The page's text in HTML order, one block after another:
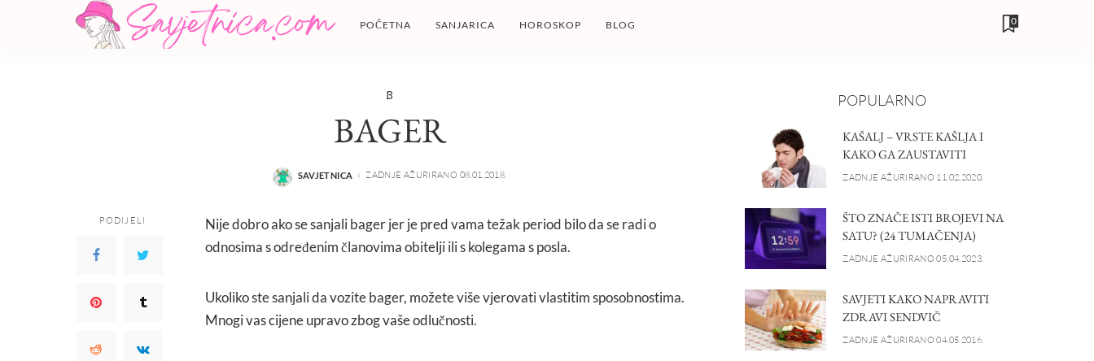
POČETNA SANJARICA HOROSKOP BLOG 0
B
BAGER
POSTED
SAVJETNICA ZADNJE AŽURIRANO 08.01.2018.
PODIJELI
Nije dobro ako se sanjali bager jer je pred vama težak period bilo da se radi o
odnosima s određenim članovima obitelji ili s kolegama s posla.
Ukoliko ste sanjali da vozite bager, možete više vjerovati vlastitim sposobnostima.
Mnogi vas cijene upravo zbog vaše odlučnosti.
POPULARNO
KAŠALJ – VRSTE KAŠLJA I
KAKO GA ZAUSTAVITI
ZADNJE AŽURIRANO 11.02.2020.
ŠTO ZNAČE ISTI BROJEVI NA
SATU? (24 TUMAČENJA)
ZADNJE AŽURIRANO 05.04.2023.
SAVJETI KAKO NAPRAVITI
ZDRAVI SENDVIČ
ZADNJE AŽURIRANO 04.05.2016.